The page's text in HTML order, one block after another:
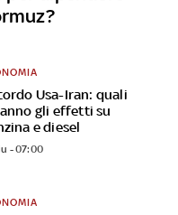
Usa-Iran: quali
gli effetti su
e diesel
- 07:00